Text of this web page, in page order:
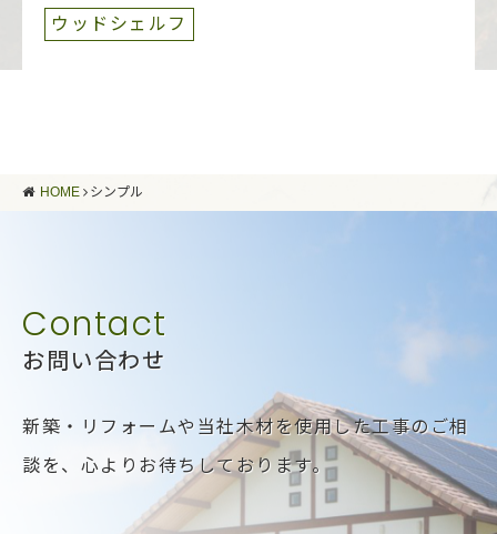
ウッドシェルフ
HOME シンプル
お問い合わせ
新築・リフォームや当社木材を使用した工事のご相
談を、 心よりお待ちしております。